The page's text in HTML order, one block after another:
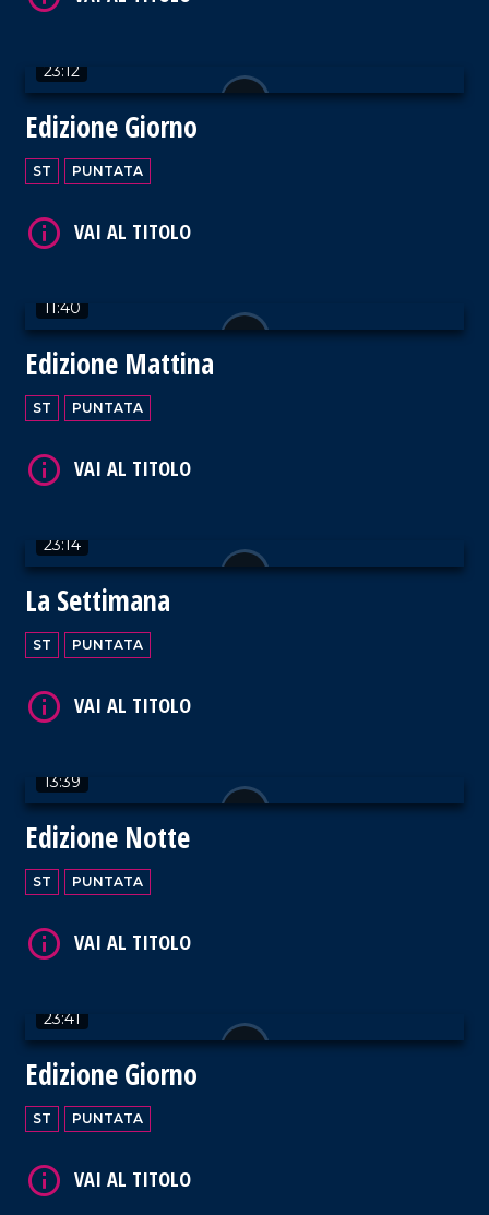
23:12
Edizione Giorno
ST PUNTATA
11:40
Edizione Mattina
ST PUNTATA
23:14
La Settimana
ST PUNTATA
13:39
Edizione Notte
ST PUNTATA
23:41
Edizione Giorno
ST PUNTATA
VAI AL TITOLO
VAI AL TITOLO
VAI AL TITOLO
VAI AL TITOLO
VAI AL TITOLO